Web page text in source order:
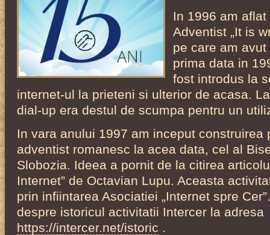
In 1996 am
Adventist „It is
pe care am
prima data in
fost introdus la
internet-ul la prieteni si ulterior de acasa.
dial-up era destul de scumpa pentru un
In vara anului 1997 am inceput construirea
adventist romanesc la acea data, cel al
Slobozia. Ideea a pornit de la citirea
Internet” de Octavian Lupu. Aceasta
prin infiintarea Asociatiei „Internet spre
despre istoricul activitatii Intercer la adresa
https://intercer.net/istoric .